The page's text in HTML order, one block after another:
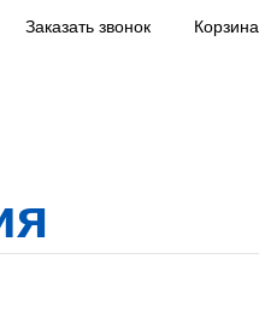
Заказать звонок Корзина